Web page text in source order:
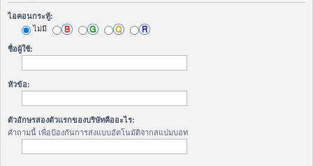
ไอคอนกระทู้:
ไม่มี
ชื่อผู้ใช้:
หัวข้อ:
ตัวอักษรสองตัวแรกของบริษัทคืออะไร:
คำถามนี้ เพื่อป้องกันการส่งแบบอัตโนมัติจากสแปมบอท